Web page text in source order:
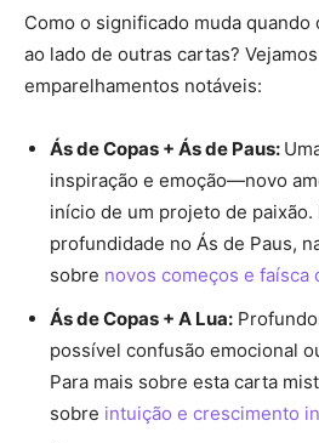
Como o significado muda quando
ao lado de outras cartas?
emparelhamentos notáveis:
Ás de Copas + Ás de Paus:
inspiração e emoção—novo
início de um projeto de paixão.
profundidade no Ás de Paus,
sobre novos começos e faísca
Ás de Copas + A Lua:
possível confusão emocional
Para mais sobre esta carta
sobre intuição e crescimento